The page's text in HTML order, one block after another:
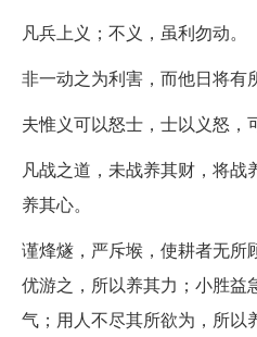
凡兵上义；不义，虽利勿动。
非一动之为利害，而他日将有
夫惟义可以怒士，士以义怒，
凡战之道，未战养其财，将
养其心。
谨烽燧，严斥堠，使耕者无所
优游之，所以养其力；小胜益
气；用人不尽其所欲为，所以